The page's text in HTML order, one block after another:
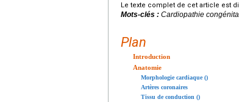
Le texte complet de cet article est
Mots-clés : Cardiopathie
Plan
Introduction
Anatomie
Morphologie cardiaque ()
Artères coronaires
Tissu de conduction ()